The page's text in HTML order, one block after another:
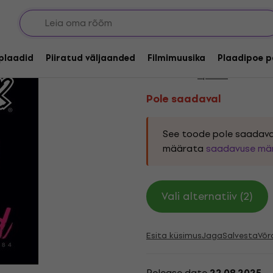
Piiratud väljaanded Filmimuusika Plaadipoe
Pole saadaval
Lipstick - Daily
Lipstick
Pole saadaval
See toode pole
määrata saadavuse
Vali alternatiiv (2)
Esita küsimusJagaSalvesta